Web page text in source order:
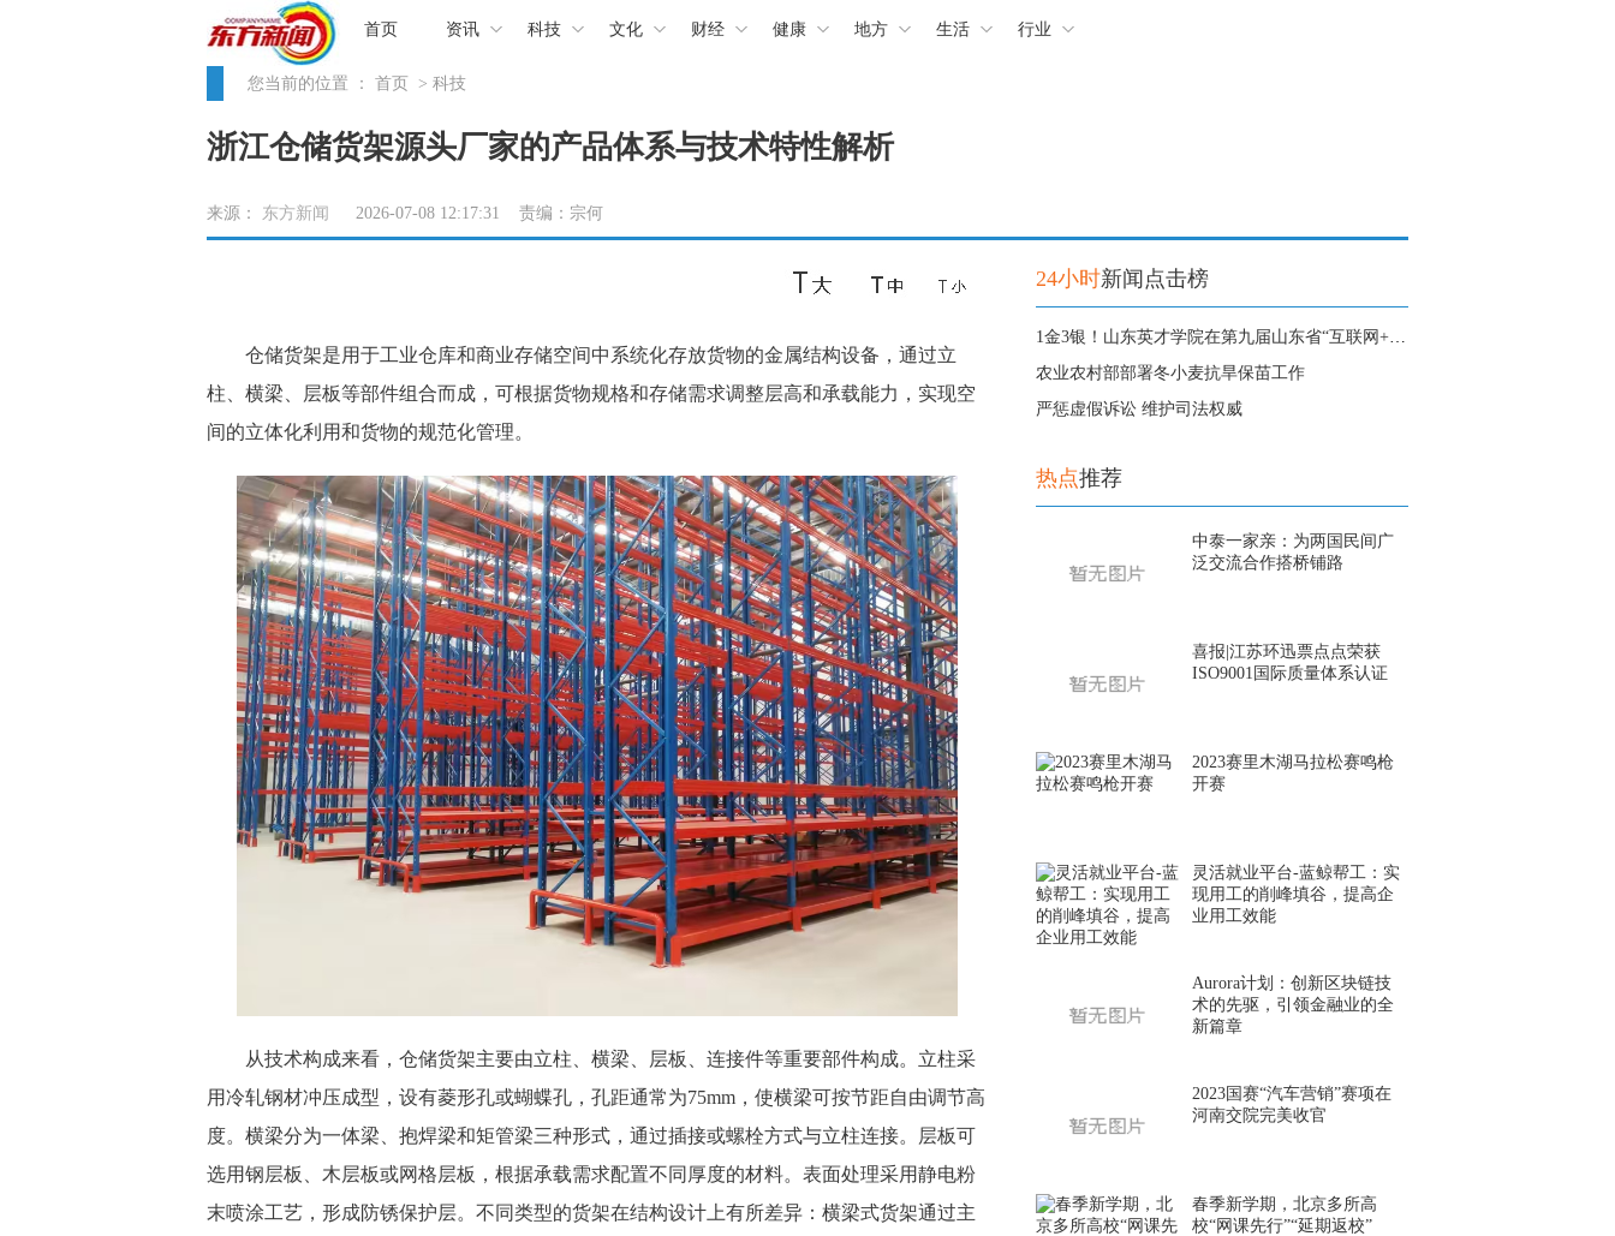
首页 资讯 科技 文化 财经 健康 地方 生活 行业
您当前的位置 ： 首页 > 科技
浙江仓储货架源头厂家的产品体系与技术特性解析
来源： 东方新闻 2026-07-08 12:17:31 责编：宗何
仓储货架是用于工业仓库和商业存储空间中系统化存放货物的金属结构设备，通过立
柱、横梁、层板等部件组合而成，可根据货物规格和存储需求调整层高和承载能力，实现空
间的立体化利用和货物的规范化管理。
从技术构成来看，仓储货架主要由立柱、横梁、层板、连接件等重要部件构成。立柱采
用冷轧钢材冲压成型，设有菱形孔或蝴蝶孔，孔距通常为75mm，使横梁可按节距自由调节高
度。横梁分为一体梁、抱焊梁和矩管梁三种形式，通过插接或螺栓方式与立柱连接。层板可
选用钢层板、木层板或网格层板，根据承载需求配置不同厚度的材料。表面处理采用静电粉
末喷涂工艺，形成防锈保护层。不同类型的货架在结构设计上有所差异：横梁式货架通过主
24小时新闻点击榜
1金3银！山东英才学院在第九届山东省“互联网+”大学生创新创业大赛中获得
农业农村部部署冬小麦抗旱保苗工作
严惩虚假诉讼 维护司法权威
热点推荐
中泰一家亲：为两国民间广
泛交流合作搭桥铺路
喜报|江苏环迅票点点荣获
ISO9001国际质量体系认证
2023赛里木湖马拉松赛鸣枪
开赛
灵活就业平台-蓝鲸帮工：实
现用工的削峰填谷，提高企
业用工效能
Aurora计划：创新区块链技
术的先驱，引领金融业的全
新篇章
2023国赛“汽车营销”赛项在
河南交院完美收官
春季新学期，北京多所高
校“网课先行”“延期返校”